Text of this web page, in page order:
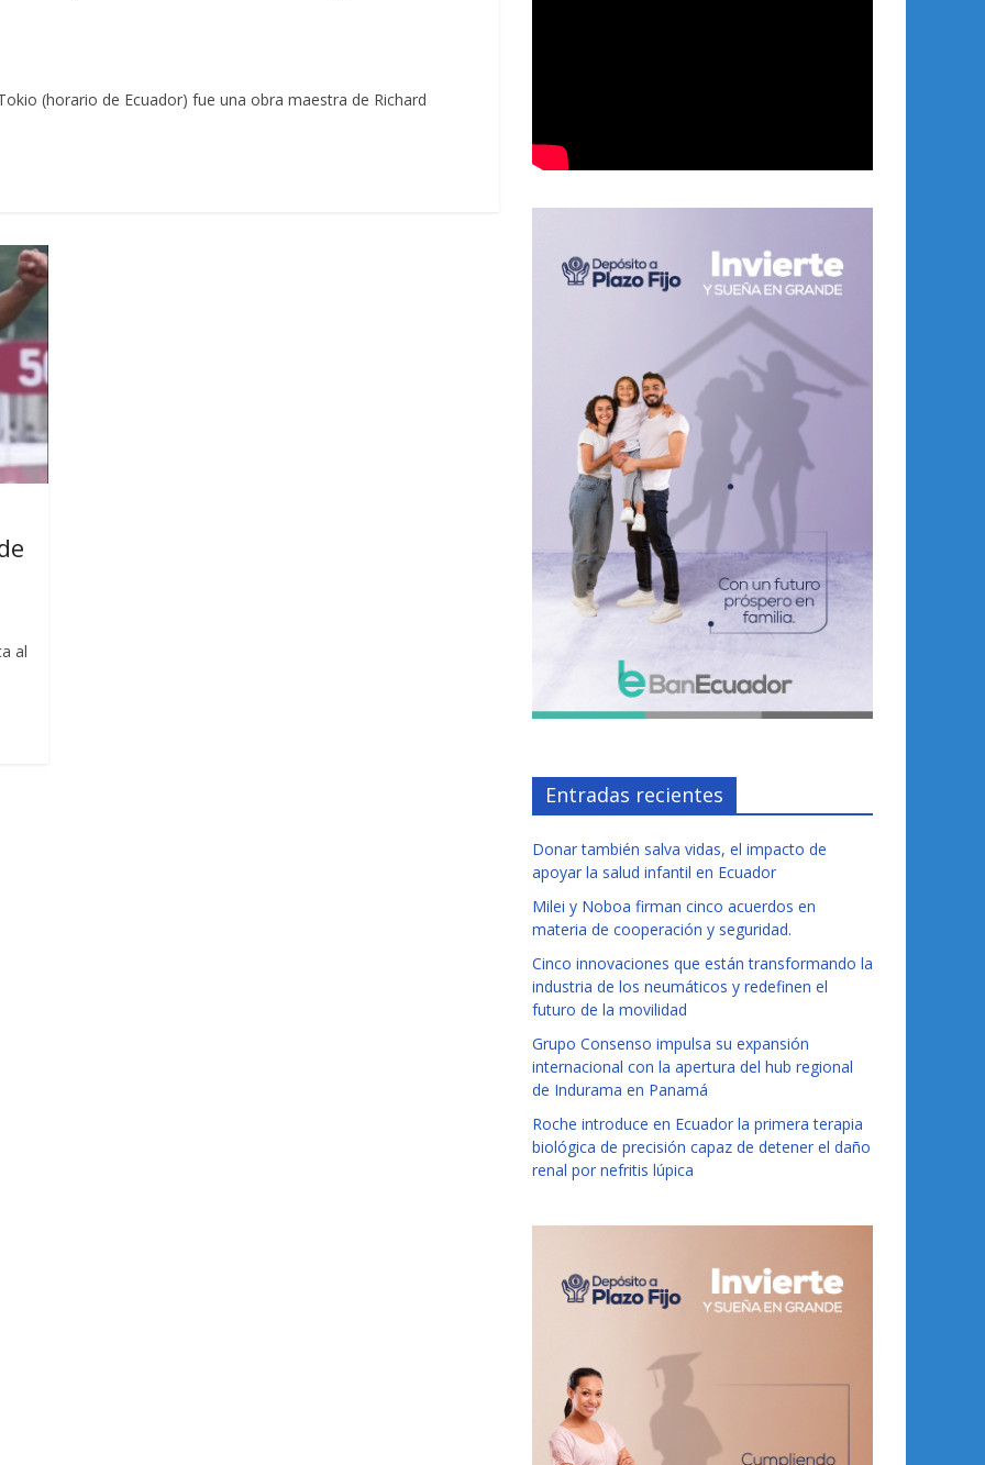
(horario de Ecuador) fue una obra maestra de Richard
al
Entradas recientes
Donar también salva vidas, el impacto de
apoyar la salud infantil en Ecuador
Milei y Noboa firman cinco acuerdos en
materia de cooperación y seguridad.
Cinco innovaciones que están transformando la
industria de los neumáticos y redefinen el
futuro de la movilidad
Grupo Consenso impulsa su expansión
internacional con la apertura del hub regional
de Indurama en Panamá
Roche introduce en Ecuador la primera terapia
biológica de precisión capaz de detener el daño
renal por nefritis lúpica